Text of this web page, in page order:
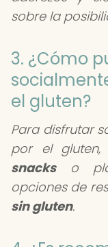
sobre la
3. ¿Cómo
el gluten?
Para disfrutar
por el gluten,
snackso
opciones de
sin gluten.